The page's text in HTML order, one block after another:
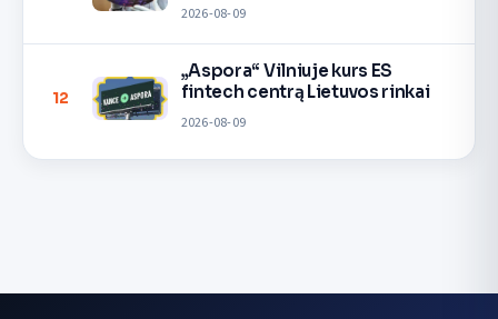
2026-08-09
12
„Aspora“ Vilniuje kurs ES
fintech centrą Lietuvos rinkai
2026-08-09